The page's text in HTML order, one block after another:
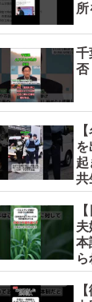
千
否
起
共
夫
本
ら